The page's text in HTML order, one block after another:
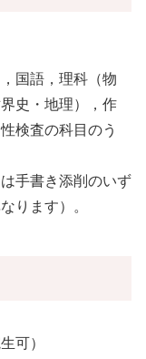
国語，理科（物
史・地理），作
検査の科目のう
手書き添削のいず
ります）。
可）